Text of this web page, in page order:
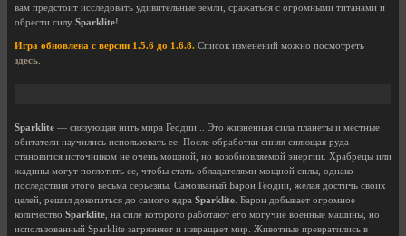
вам предстоит исследовать удивительные земли, сражаться с огромными титанами и
обрести силу Sparklite!
Игра обновлена с версии 1.5.6 до 1.6.8. Список изменений можно посмотреть
здесь.
Sparklite — связующая нить мира Геодии... Это жизненная сила планеты и местные
обитатели научились использовать ее. После обработки синяя сияющая руда
становится источником не очень мощной, но возобновляемой энергии. Храбрецы или
жадины могут поглотить ее, чтобы стать обладателями мощной силы, однако
последствия этого весьма серьезны. Самозваный Барон Геодии, желая достичь своих
целей, решил докопаться до самого ядра Sparklite. Барон добывает огромное
количество Sparklite, на силе которого работают его могучие военные машины, но
использованный Sparklite загрязняет и извращает мир. Животные превратились в